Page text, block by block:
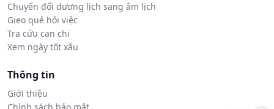
Chuyển đổi dương lịch sang âm lịch
Gieo quẻ hỏi việc
Tra cứu can chi
Xem ngày tốt xấu
Thông tin
Giới thiệu